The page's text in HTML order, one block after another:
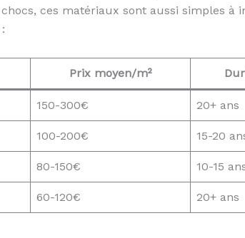
ces matériaux sont aussi simples
Prix moyen/m²
150-300€ 20+ ans
100-200€ 15-20
80-150€ 10-15
60-120€ 20+ ans